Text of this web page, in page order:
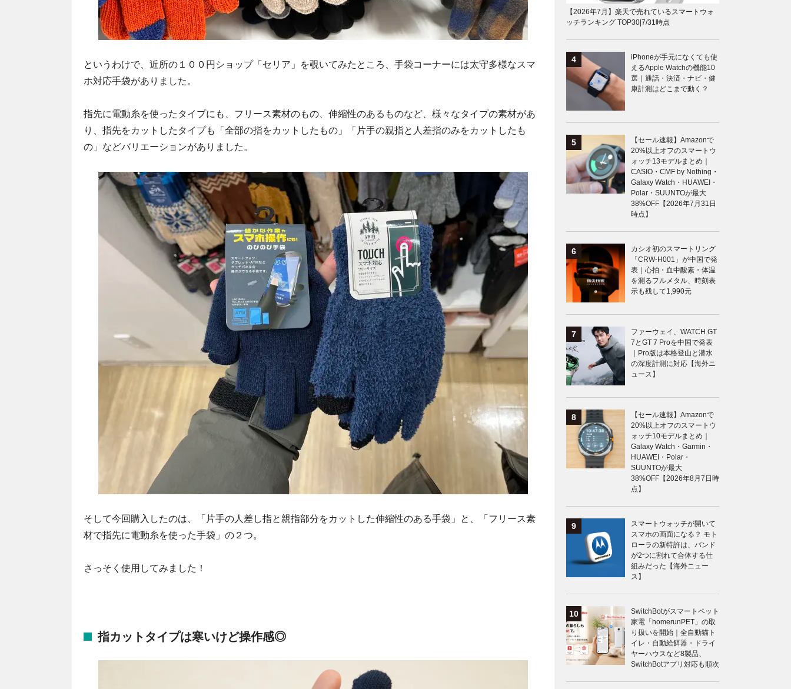
というわけで、近所の１００円ショップ「セリア」を覗いてみたところ、手袋コーナーには太守多様なスマ
ホ対応手袋がありました。
指先に電動糸を使ったタイプにも、フリース素材のもの、伸縮性のあるものなど、様々なタイプの素材があ
り、指先をカットしたタイプも「全部の指をカットしたもの」「片手の親指と人差指のみをカットしたも
の」などバリエーションがありました。
そして今回購入したのは、「片手の人差し指と親指部分をカットした伸縮性のある手袋」と、「フリース素
材で指先に電動糸を使った手袋」の２つ。
さっそく使用してみました！
指カットタイプは寒いけど操作感◎
【2026年7月】楽天で売れているスマートウォ
ッチランキング TOP30|7/31時点
iPhoneが手元になくても使
えるApple Watchの機能10
選｜通話・決済・ナビ・健
康計測はどこまで動く？
【セール速報】Amazonで
20%以上オフのスマートウ
ォッチ13モデルまとめ｜
CASIO・CMF by Nothing・
Galaxy Watch・HUAWEI・
Polar・SUUNTOが最大
38%OFF【2026年7月31日
時点】
カシオ初のスマートリング
「CRW-H001」が中国で発
表｜心拍・血中酸素・体温
を測るフルメタル、時刻表
示も残して1,990元
ファーウェイ、WATCH GT
7とGT 7 Proを中国で発表
｜Pro版は本格登山と潜水
の深度計測に対応【海外ニ
ュース】
【セール速報】Amazonで
20%以上オフのスマートウ
ォッチ10モデルまとめ｜
Galaxy Watch・Garmin・
HUAWEI・Polar・
SUUNTOが最大
38%OFF【2026年8月7日時
点】
スマートウォッチが開いて
スマホの画面になる？ モト
ローラの新特許は、バンド
が2つに割れて合体する仕
組みだった【海外ニュー
ス】
SwitchBotがスマートペット
家電「homerunPET」の取
り扱いを開始｜全自動猫ト
イレ・自動給餌器・ドライ
ヤーハウスなど8製品、
SwitchBotアプリ対応も順次